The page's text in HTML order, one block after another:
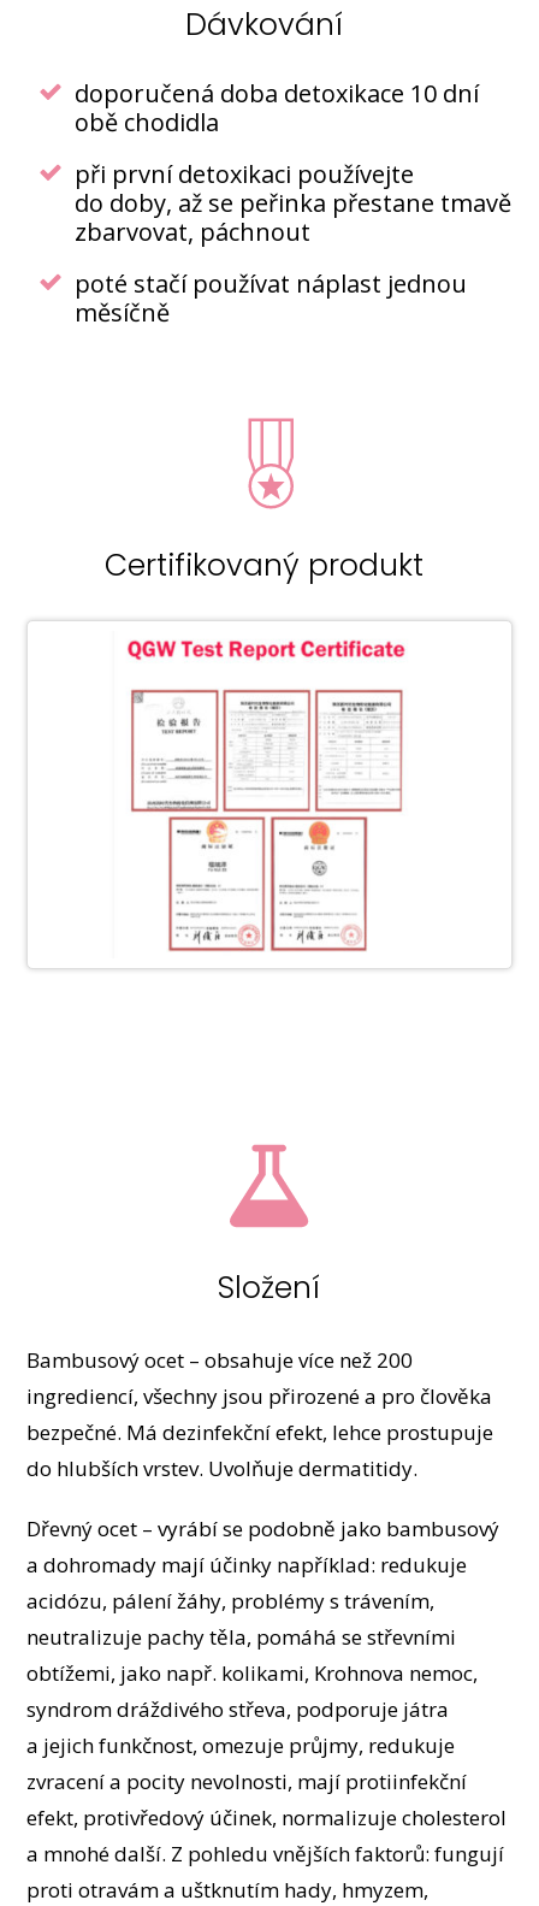
Dávkování
doporučená doba detoxikace 10 dní
obě chodidla
při první detoxikaci používejte
do doby, až se peřinka přestane tmavě
zbarvovat, páchnout
poté stačí používat náplast jednou
měsíčně
Certifikovaný produkt
Složení
Bambusový ocet – obsahuje více než 200
ingrediencí, všechny jsou přirozené a pro člověka
bezpečné. Má dezinfekční efekt, lehce prostupuje
do hlubších vrstev. Uvolňuje dermatitidy.
Dřevný ocet – vyrábí se podobně jako bambusový
a dohromady mají účinky například: redukuje
acidózu, pálení žáhy, problémy s trávením,
neutralizuje pachy těla, pomáhá se střevními
obtížemi, jako např. kolikami, Krohnova nemoc,
syndrom dráždivého střeva, podporuje játra
a jejich funkčnost, omezuje průjmy, redukuje
zvracení a pocity nevolnosti, mají protiinfekční
efekt, protivředový účinek, normalizuje cholesterol
a mnohé další. Z pohledu vnějších faktorů: fungují
proti otravám a uštknutím hady, hmyzem,